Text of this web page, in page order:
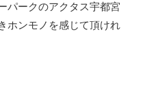
パークのアクタス宇都宮
ホンモノを感じて頂けれ